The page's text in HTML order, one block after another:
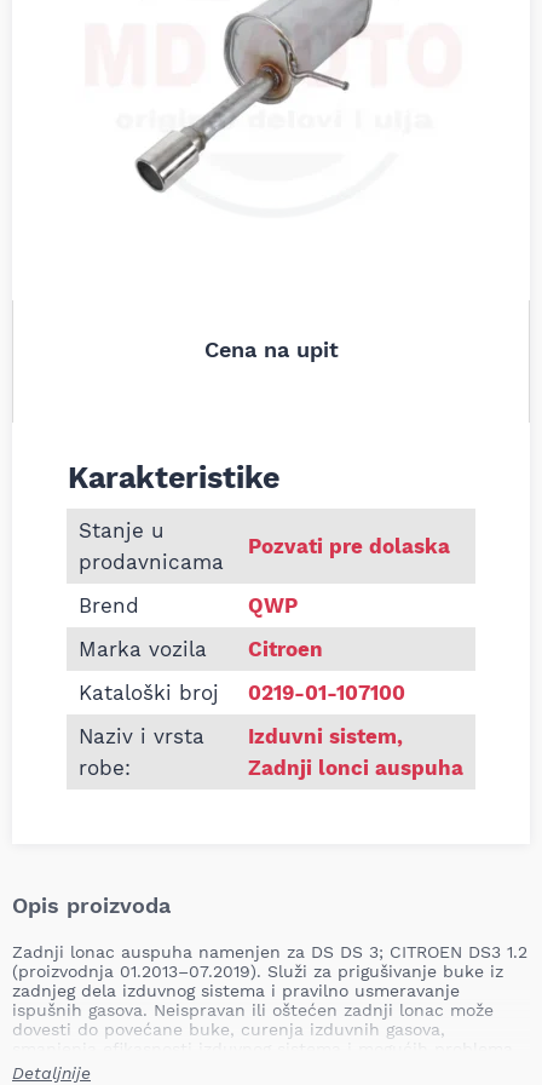
Cena na upit
Informacije o Zadnji lonac auspuha DS 3 Citroen
Karakteristike
Stanje u
prodavnicama
Pozvati pre dolaska
Brend
QWP
Marka vozila
Citroen
Kataloški broj
0219-01-107100
Naziv i vrsta
robe:
Izduvni sistem,
Zadnji lonci auspuha
Opis proizvoda
Zadnji lonac auspuha namenjen za DS DS 3; CITROEN DS3 1.2
(proizvodnja 01.2013–07.2019). Služi za prigušivanje buke iz
zadnjeg dela izduvnog sistema i pravilno usmeravanje
ispušnih gasova. Neispravan ili oštećen zadnji lonac može
dovesti do povećane buke, curenja izduvnih gasova,
smanjenja efikasnosti izduvnog sistema i mogućih problema
sa emisijom izduvnih gasova.
Detaljnije